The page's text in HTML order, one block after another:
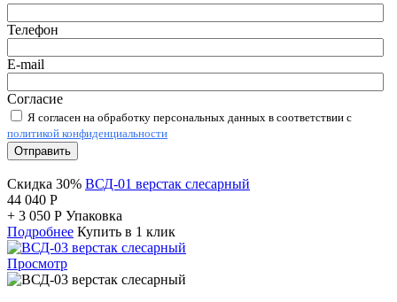
Телефон
E-mail
Согласие
Я согласен на обработку персональных данных в соответствии с
политикой конфиденциальности
Отправить
Скидка 30% ВСД-01 верстак слесарный
44 040 Р
+ 3 050 Р Упаковка
Подробнее Купить в 1 клик
Просмотр